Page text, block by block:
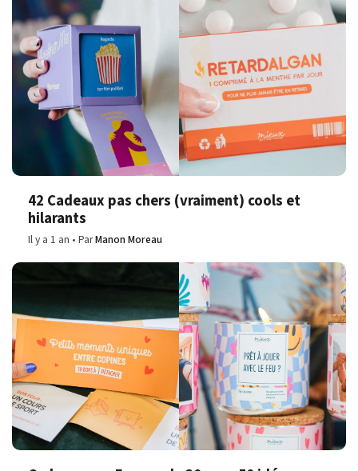
42 Cadeaux pas chers (vraiment) cools et
hilarants
Il y a 1 an ParManon Moreau